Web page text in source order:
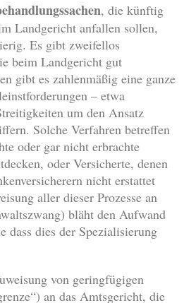
, die künftig
Landgericht anfallen sollen,
Es gibt zweifellos
beim Landgericht gut
gibt es zahlenmäßig eine ganze
– etwa
um den Ansatz
Solche Verfahren betreffen
oder gar nicht erbrachte
oder Versicherte, denen
nicht erstattet
aller dieser Prozesse an
bläht den Aufwand
dass dies der Spezialisierung
von geringfügigen
an das Amtsgericht, die